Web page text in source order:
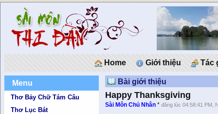
Home Giới thiệu Tác
Menu
Thơ Bảy Chữ Tám Câu
Thơ Lục Bát
Bài giới thiệu
Happy Thanksgiving
Sài Môn Chủ Nhân *đăng lúc 04:58:41 PM,